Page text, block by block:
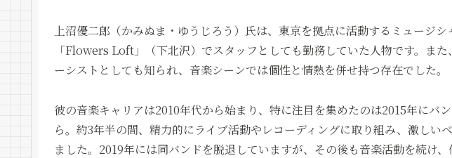
上沼優二郎（かみぬま・ゆうじろう）氏は、東京を拠点に活動するミュージシ
「Flowers Loft」（下北沢）でスタッフとしても勤務していた人物です。ま
ーシストとしても知られ、音楽シーンでは個性と情熱を併せ持つ存在でした。
彼の音楽キャリアは2010年代から始まり、特に注目を集めたのは2015年にバ
ら。約3年半の間、精力的にライブ活動やレコーディングに取り組み、激しい
ました。2019年には同バンドを脱退していますが、その後も音楽活動を続け